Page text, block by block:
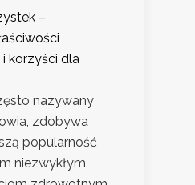
–
korzyści dla
nazywany
zdobywa
popularność
niezwykłym